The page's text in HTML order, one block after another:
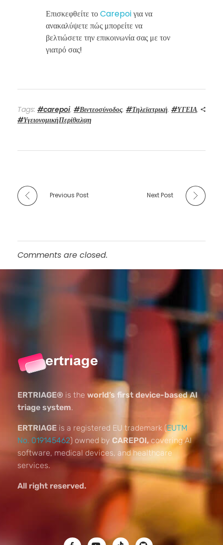
Επισκεφθείτε τοCarepoiγια να
ανακαλύψετε πώς μπορείτε να
βελτιώσετε την επικοινωνία σας με τον
γιατρό σας!
Tags: #carepoi, #Βιντεοσύνοδος, #Τηλεϊατρική, #ΥΓΕΙΑ,
#ΥγειονομικήΠερίθαλψη
Previous Post Next Post
Comments are closed.
ERTRIAGE® is the world’s first device-based AI
triage system.
ERTRIAGE is a registered EU trademark (EUTM
No. 019145462) owned by CAREPOI,covering AI
software, medical devices, and healthcare
services.
All right reserved.